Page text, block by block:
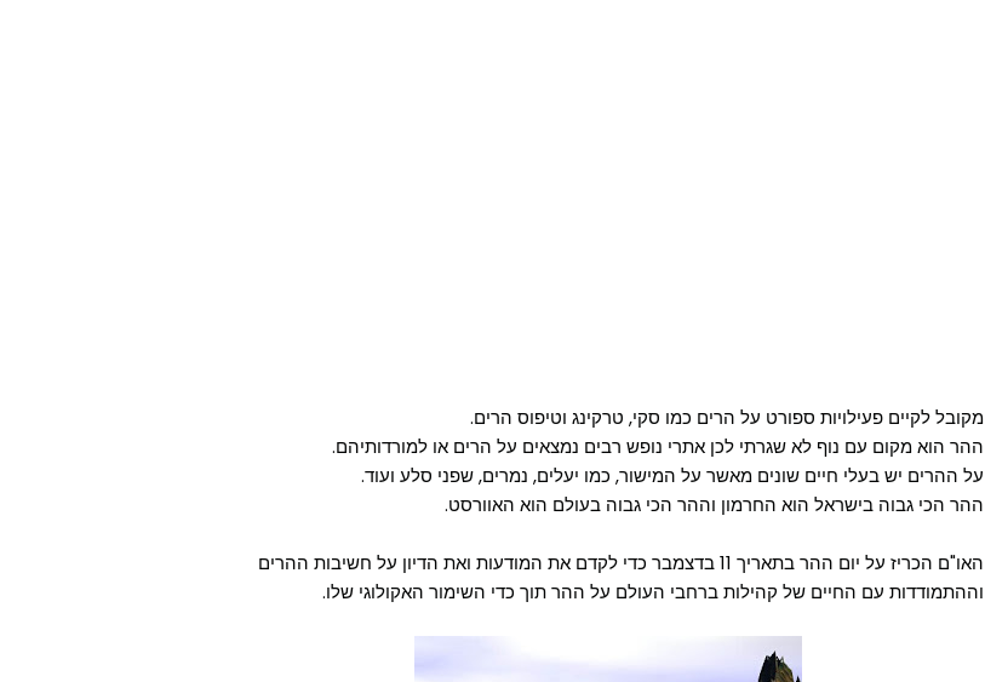
מקובל לקיים פעילויות ספורט על הרים כמו סקי, טרקינג וטיפוס הרים.
ההר הוא מקום עם נוף לא שגרתי לכן אתרי נופש רבים נמצאים על הרים או למורדותיהם.
על ההרים יש בעלי חיים שונים מאשר על המישור, כמו יעלים, נמרים, שפני סלע ועוד.
ההר הכי גבוה בישראל הוא החרמון וההר הכי גבוה בעולם הוא האוורסט.
האו"ם הכריז על יום ההר בתאריך 11 בדצמבר כדי לקדם את המודעות ואת הדיון על חשיבות ההרים
וההתמודדות עם החיים של קהילות ברחבי העולם על ההר תוך כדי השימור האקולוגי שלו.